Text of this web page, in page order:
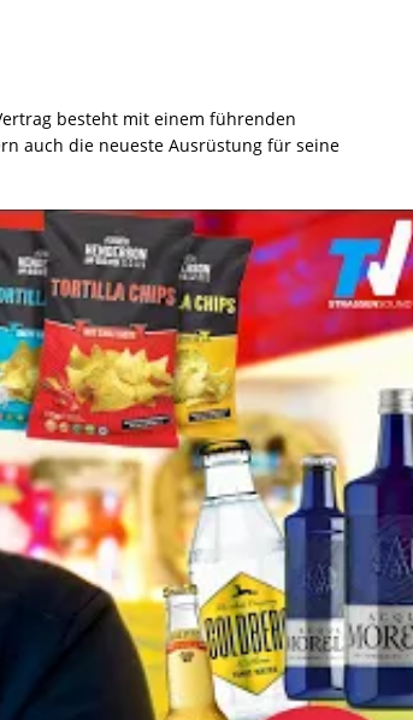
besteht mit einem führenden
auch die neueste Ausrüstung für seine